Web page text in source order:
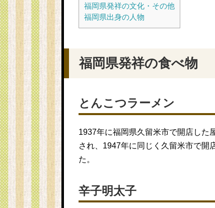
福岡県発祥の文化・その他
福岡県出身の人物
福岡県発祥の食べ物
とんこつラーメン
1937年に福岡県久留米市で開店した
され、1947年に同じく久留米市で開
た。
辛子明太子